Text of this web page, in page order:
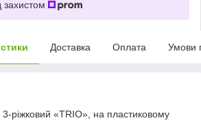
захистом
Доставка Оплата Умови
ріжковий «TRIO», на пластиковому